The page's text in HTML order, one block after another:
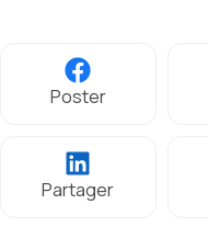
Poster
Partager